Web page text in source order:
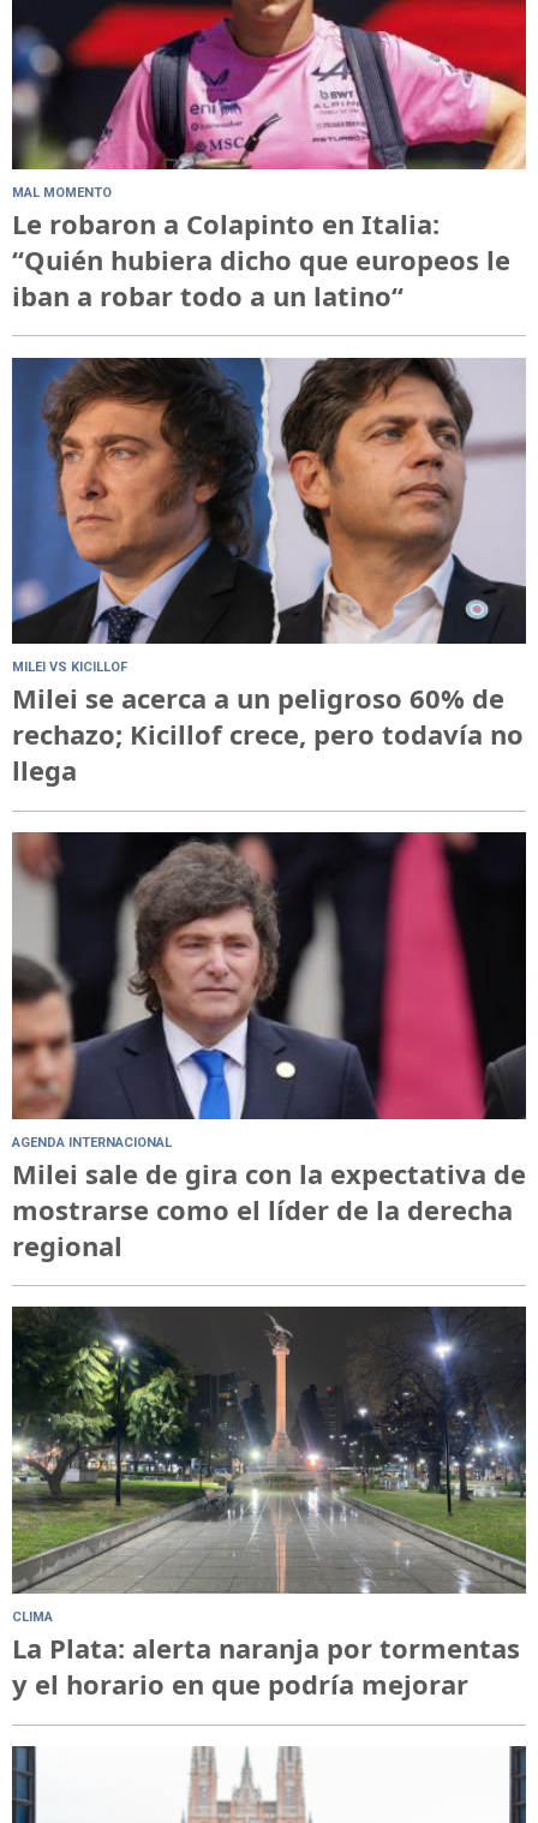
MAL MOMENTO
Le robaron a Colapinto en Italia:
“Quién hubiera dicho que europeos le
iban a robar todo a un latino“
MILEI VS KICILLOF
Milei se acerca a un peligroso 60% de
rechazo; Kicillof crece, pero todavía no
llega
AGENDA INTERNACIONAL
Milei sale de gira con la expectativa de
mostrarse como el líder de la derecha
regional
CLIMA
La Plata: alerta naranja por tormentas
y el horario en que podría mejorar